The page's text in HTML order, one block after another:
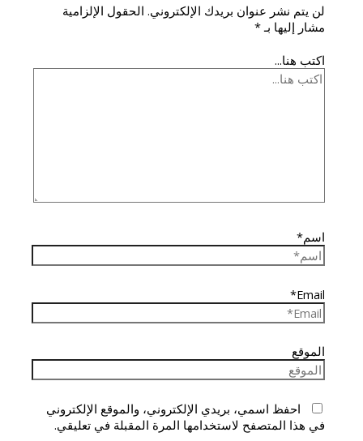
لن يتم نشر عنوان بريدك الإلكتروني. الحقول الإلزامية
مشار إليها بـ*
اكتب هنا...
اسم*
Email*
الموقع
احفظ اسمي، بريدي الإلكتروني، والموقع الإلكتروني
في هذا المتصفح لاستخدامها المرة المقبلة في تعليقي.